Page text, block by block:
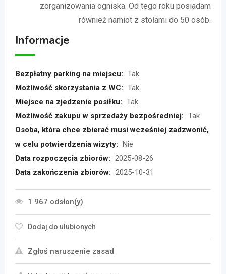
zorganizowania ogniska. Od tego roku posiadam
również namiot z stołami do 50 osób.
Informacje
Bezpłatny parking na miejscu: Tak
Możliwość skorzystania z WC: Tak
Miejsce na zjedzenie posiłku: Tak
Możliwość zakupu w sprzedaży bezpośredniej: Tak
Osoba, która chce zbierać musi wcześniej zadzwonić,
w celu potwierdzenia wizyty: Nie
Data rozpoczęcia zbiorów: 2025-08-26
Data zakończenia zbiorów: 2025-10-31
1 967 odsłon(y)
Dodaj do ulubionych
Zgłoś naruszenie zasad